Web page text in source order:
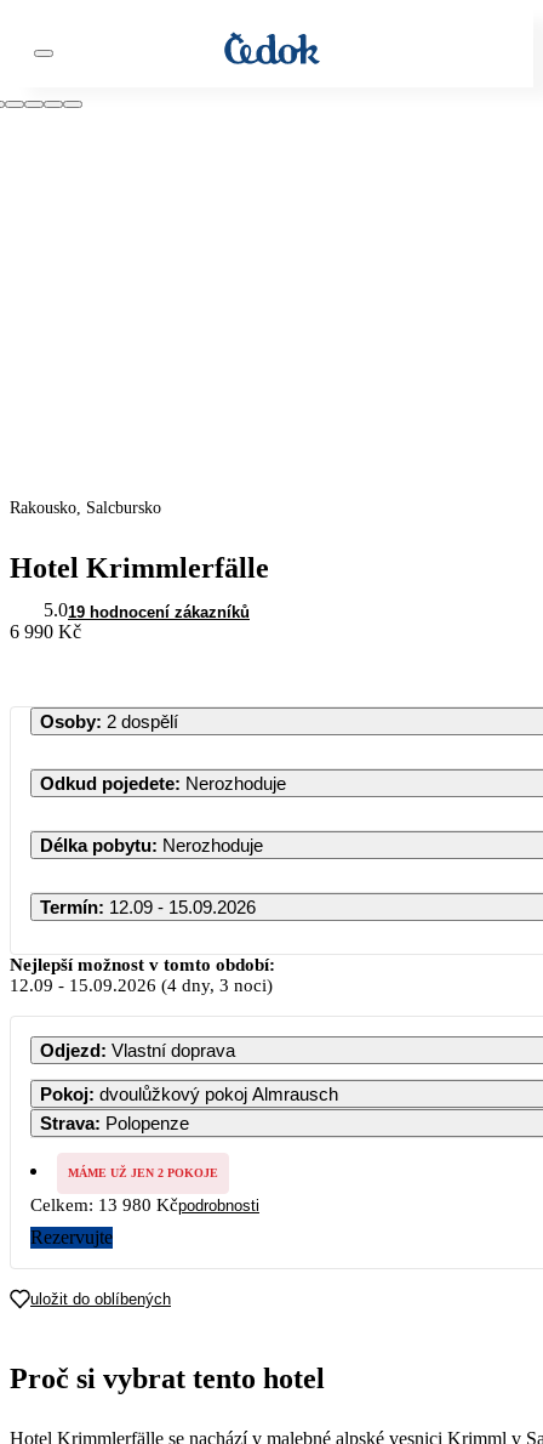
Rakousko, Salcbursko
Hotel Krimmlerfälle
5.019 hodnocení zákazníků
6 990 Kč
Osoby: 2 dospělí
Odkud pojedete: Nerozhoduje
Délka pobytu: Nerozhoduje
Termín: 12.09 - 15.09.2026
PO ÚT
1
7 8
21 22
Nejlepší možnost v tomto období:
12.09 - 15.09.2026 (4 dny, 3 noci)
Odjezd: Vlastní doprava
Pokoj: dvoulůžkový pokoj Almrausch
Strava: Polopenze
MÁME UŽ JEN 2 POKOJE
Celkem: 13 980 Kčpodrobnosti
Rezervujte
uložit do oblíbených
Proč si vybrat tento hotel
Hotel Krimmlerfälle se nachází v malebné alpské vesnici Krimml v